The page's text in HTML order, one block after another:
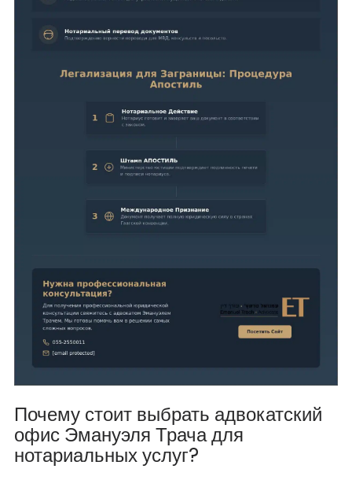
Почему стоит выбрать адвокатский
офис Эмануэля Трача для
нотариальных услуг?